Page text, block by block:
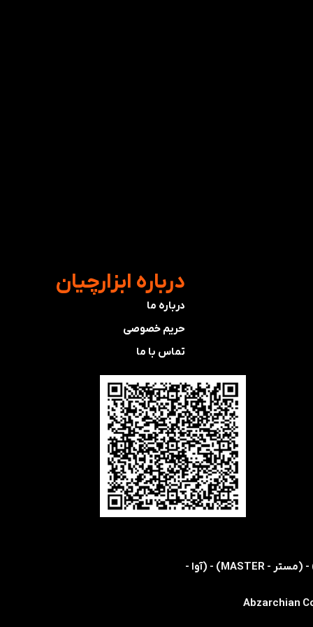
​درباره ابزارچیان
درباره ما
حریم خصوصی
تماس با ما
​​اولین و تنها نمایندگی رسمی شرکت های (اس ام سی - SMC) - (هریس - HARRIS) - (کویکه - KOIKE) - (مستر - MASTER) - (آوا -
Abzarchian